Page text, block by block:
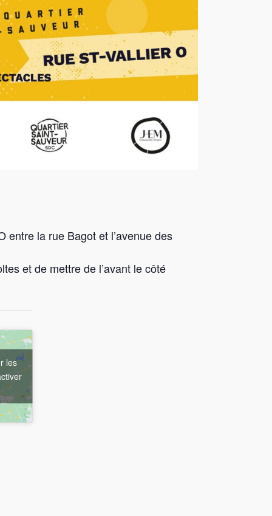
la rue Bagot et l’avenue des
et de mettre de l’avant le côté
les